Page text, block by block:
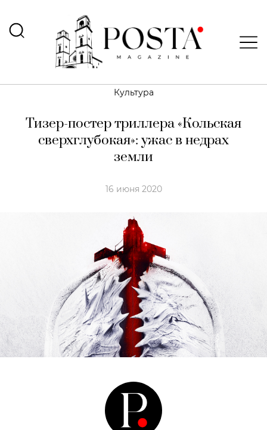
Культура
Тизер-постер триллера «Кольская
сверхглубокая»: ужас в недрах
земли
16 июня 2020